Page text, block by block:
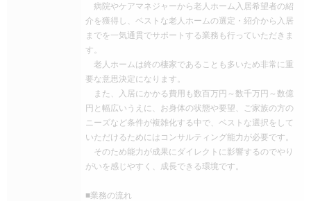
病院やケアマネジャーから老人ホーム入居希望者の紹
介を獲得し、ベストな老人ホームの選定・紹介から入居
までを一気通貫でサポートする業務も行っていただきま
す。
老人ホームは終の棲家であることも多いため非常に重
要な意思決定になります。
また、入居にかかる費用も数百万円～数千万円～数億
円と幅広いうえに、お身体の状態や要望、ご家族の方の
ニーズなど条件が複雑化する中で、ベストな選択をして
いただけるためにはコンサルティング能力が必要です。
そのため能力が成果にダイレクトに影響するのでやり
がいを感じやすく、成長できる環境です。
■業務の流れ